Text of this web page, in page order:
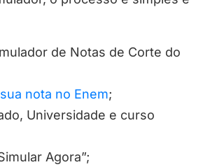
de Notas de Corte do
nota no Enem;
Universidade e curso
Agora”;